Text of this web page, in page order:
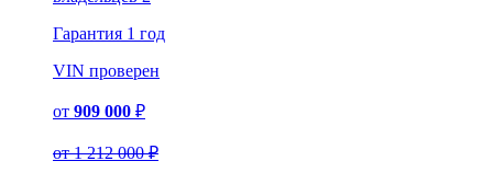
Гарантия 1 год
VIN проверен
от 909 000 ₽
от1 212 000 ₽